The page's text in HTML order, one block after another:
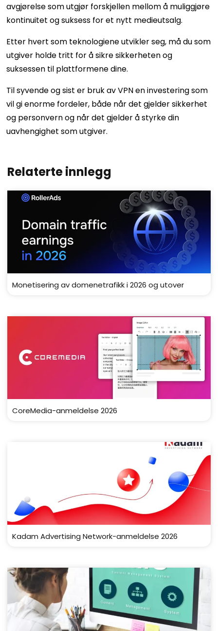
avgjørelse som utgjør forskjellen mellom å muliggjøre
kontinuitet og suksess for et nytt medieutsalg.
Etter hvert som teknologiene utvikler seg, må du som
utgiver holde tritt for å sikre sikkerheten og
suksessen til plattformene dine.
Til syvende og sist er bruk av VPN en investering som
vil gi enorme fordeler, både når det gjelder sikkerhet
og personvern og når det gjelder å styrke din
uavhengighet som utgiver.
Relaterte innlegg
Monetisering av domenetrafikk i 2026 og utover
CoreMedia-anmeldelse 2026
Kadam Advertising Network-anmeldelse 2026